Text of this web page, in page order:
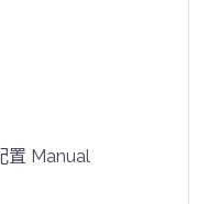
置 Manual